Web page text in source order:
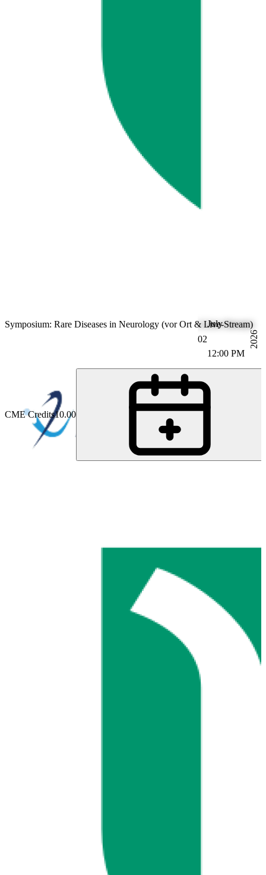
02
July
12:00 PM
2026
CME Credits10.00
Symposium: Rare Diseases in Neurology (vor Ort & Live-Stream)